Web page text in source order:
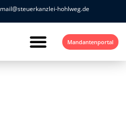
mail@steuerkanzlei-hohlweg.de
Mandantenportal